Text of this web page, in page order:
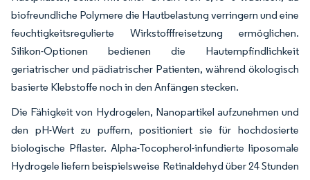
biofreundliche Polymere die Hautbelastung verringern und eine
feuchtigkeitsregulierte Wirkstofffreisetzung ermöglichen.
Silikon-Optionen bedienen die Hautempfindlichkeit
geriatrischer und pädiatrischer Patienten, während ökologisch
basierte Klebstoffe noch in den Anfängen stecken.
Die Fähigkeit von Hydrogelen, Nanopartikel aufzunehmen und
den pH-Wert zu puffern, positioniert sie für hochdosierte
biologische Pflaster. Alpha-Tocopherol-infundierte liposomale
Hydrogele liefern beispielsweise Retinaldehyd über 24 Stunden